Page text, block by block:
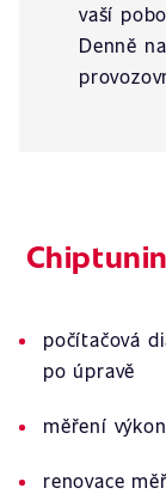
vaší
Denně
počítačová
po úpravě
měření
renovace